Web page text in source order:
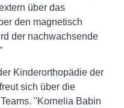
über das
den magnetisch
der nachwachsende
Kinderorthopädie der
sich über die
"Kornelia Babin